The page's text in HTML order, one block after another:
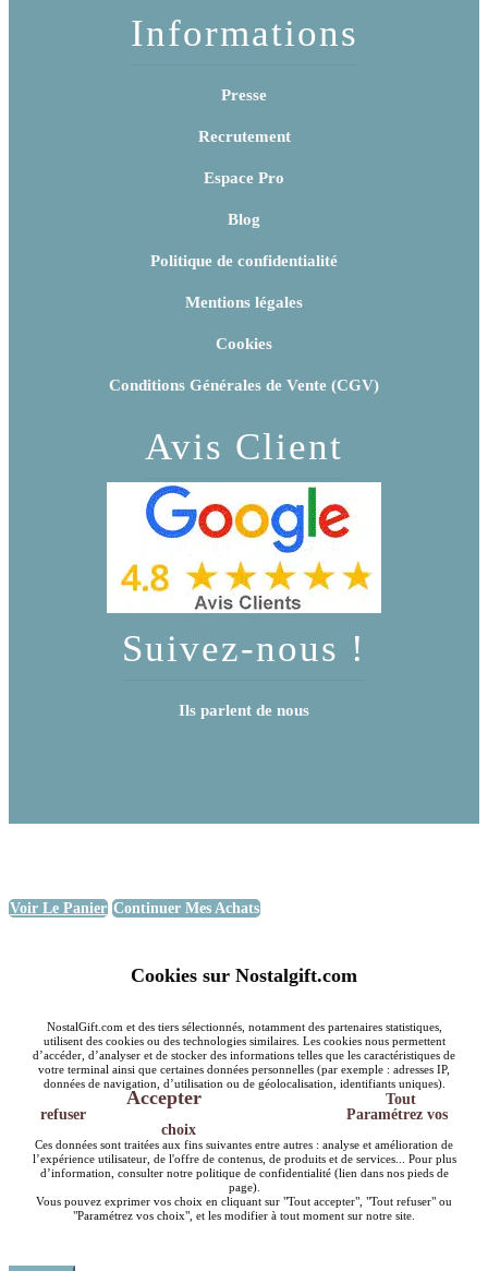
Informations
Presse
Recrutement
Espace Pro
Blog
Politique de confidentialité
Mentions légales
Cookies
Conditions Générales de Vente (CGV)
Avis Client
Suivez-nous !
Ils parlent de nous
Voir Le Panier Continuer Mes Achats
Cookies sur Nostalgift.com
NostalGift.com et des tiers sélectionnés, notamment des partenaires statistiques,
utilisent des cookies ou des technologies similaires. Les cookies nous permettent
d’accéder, d’analyser et de stocker des informations telles que les caractéristiques de
votre terminal ainsi que certaines données personnelles (par exemple : adresses IP,
données de navigation, d’utilisation ou de géolocalisation, identifiants uniques).
Accepter
Tout
refuser
Paramétrez vos
choix
Ces données sont traitées aux fins suivantes entre autres : analyse et amélioration de
l’expérience utilisateur, de l'offre de contenus, de produits et de services... Pour plus
d’information, consulter notre politique de confidentialité (lien dans nos pieds de
page).
Vous pouvez exprimer vos choix en cliquant sur "Tout accepter", "Tout refuser" ou
"Paramétrez vos choix", et les modifier à tout moment sur notre site.